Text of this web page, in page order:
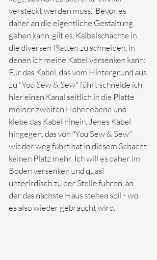
versteckt werden muss.  Bevor es
daher an die eigentliche Gestaltung
gehen kann, gilt es, Kalbelschächte in
die diversen Platten zu schneiden, in
denen ich meine Kabel versenken kann:
Für das Kabel, das vom Hintergrund aus
zu "You Sew & Sew" führt schneide ich
hier einen Kanal seitlich in die Platte
meiner zweiten Höhenebene und
klebe das Kabel hinein. Jenes Kabel
hingegen, das von "You Sew & Sew"
wieder weg führt hat in diesem Schacht
keinen Platz mehr. Ich will es daher im
Boden versenken und quasi
unterirdisch zu der Stelle führen, an
der das nächste Haus stehen soll - wo
es also wieder gebraucht wird.